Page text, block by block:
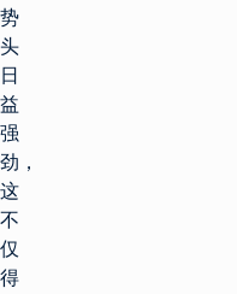
势
头
日
益
强
劲，
这
不
仅
得